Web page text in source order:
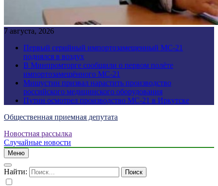
7 августа, 2026
Первый серийный импортозамещенный МС-21
поднялся в воздух
В Минпромторге сообщили о первом полёте
импортозамещённого МС-21
Мишустин призвал нарастить производство
российского медицинского оборудования
Путин осмотрел производство МС-21 в Иркутске
Общественная приемная депутата
Новостная рассылка
Случайные новости
Меню
Найти: